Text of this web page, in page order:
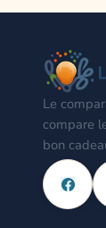
Le
compare
bon